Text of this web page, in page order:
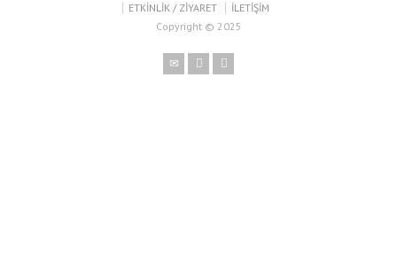
ETKİNLİK / ZİYARET
İLETİŞİM
Copyright © 2025